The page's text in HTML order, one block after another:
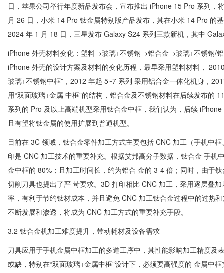
日，苹果公司举行年度新品发布会，宣布推出 iPhone 15 Pro 系列，
月 26 日，小米 14 Pro 钛金属特别版产品发布，其在小米 14 Pro 的
2024 年 1 月 18 日，三星发布 Galaxy S24 系列三款新机，其中
iPhone 外壳材料变化：塑料→玻璃+不锈钢→铝合金→玻璃+不锈钢/
iPhone 外壳的设计方案及材料的变化历程，最早采用塑料材料，
玻璃+不锈钢中框”，2012 年起 5~7 系列 采用铝合金一体化机身，
用“双面玻璃+金属 中框”的结构，铝合金及不锈钢材料在后续发布的
系列的 Pro 及以上高端机型采用钛合金中框，我们认为，后续
且有望将钛金属的使用扩展到普通机型。
目前在 3C 领域，钛合金零件加工方式主要包括 CNC 加工（手机中
印是 CNC 加工技术的重要补充。根据艾邦高分子数据，钛合金 手机
金中框的 80%；且加工时间长，约为铝合 金的 3-4 倍；同时，由于
切削刀具也提出了严 苛要求。3D 打印相比 CNC 加工，采用逐层叠
率，有利于节约钛材成本，并且避免 CNC 加工钛合金过程中的过热
不断发展和渗透，将成为 CNC 加工方式的重要补充手段。
3.2 钛合金机加工难度提升，带动耗材及设备需求
刀具应用于手机金属中框加工的多道工序中，其性能影响加工精度及
或缺，特别在“双面玻璃+金属中框”设计下，必须要高强度的 金属中